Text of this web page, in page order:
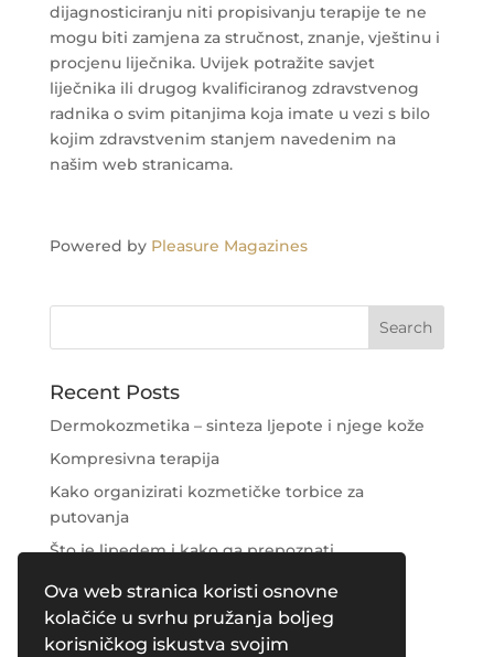
Ova web stranica koristi osnovne
kolačiće u svrhu pružanja boljeg
korisničkog iskustva svojim
dijagnosticiranju niti propisivanju terapije te ne
mogu biti zamjena za stručnost, znanje, vještinu i
procjenu liječnika. Uvijek potražite savjet
liječnika ili drugog kvalificiranog zdravstvenog
radnika o svim pitanjima koja imate u vezi s bilo
kojim zdravstvenim stanjem navedenim na
našim web stranicama.
Powered by Pleasure Magazines
Recent Posts
Dermokozmetika – sinteza ljepote i njege kože
Kompresivna terapija
Kako organizirati kozmetičke torbice za
putovanja
Što je lipedem i kako ga prepoznati
Njega područja oko očiju
Recent Comments